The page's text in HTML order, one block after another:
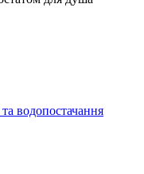
водопостачання